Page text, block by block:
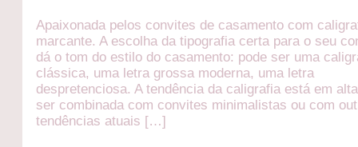
Apaixonada pelos convites de casamento com
marcante. A escolha da tipografia certa para o seu
dá o tom do estilo do casamento: pode ser uma
clássica, uma letra grossa moderna, uma letra
despretenciosa. A tendência da caligrafia está em
ser combinada com convites minimalistas ou com
tendências atuais […]